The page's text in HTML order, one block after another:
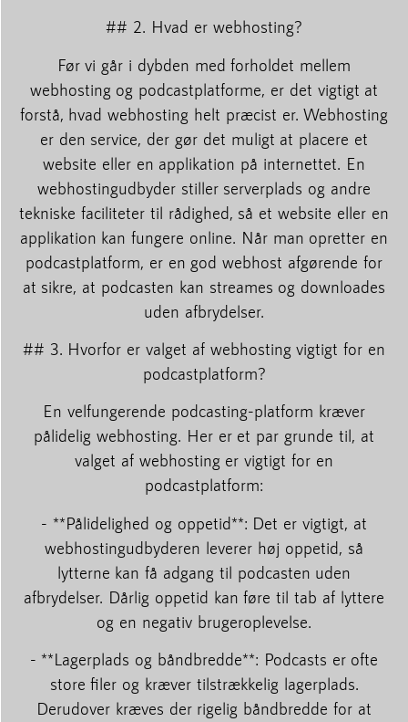
## 2. Hvad er webhosting?
Før vi går i dybden med forholdet mellem
webhosting og podcastplatforme, er det vigtigt at
forstå, hvad webhosting helt præcist er. Webhosting
er den service, der gør det muligt at placere et
website eller en applikation på internettet. En
webhostingudbyder stiller serverplads og andre
tekniske faciliteter til rådighed, så et website eller en
applikation kan fungere online. Når man opretter en
podcastplatform, er en god webhost afgørende for
at sikre, at podcasten kan streames og downloades
uden afbrydelser.
## 3. Hvorfor er valget af webhosting vigtigt for en
podcastplatform?
En velfungerende podcasting-platform kræver
pålidelig webhosting. Her er et par grunde til, at
valget af webhosting er vigtigt for en
podcastplatform:
- **Pålidelighed og oppetid**: Det er vigtigt, at
webhostingudbyderen leverer høj oppetid, så
lytterne kan få adgang til podcasten uden
afbrydelser. Dårlig oppetid kan føre til tab af lyttere
og en negativ brugeroplevelse.
- **Lagerplads og båndbredde**: Podcasts er ofte
store filer og kræver tilstrækkelig lagerplads.
Derudover kræves der rigelig båndbredde for at